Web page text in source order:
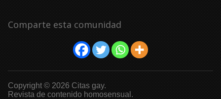
Comparte esta comunidad
Copyright © 2026 Citas gay.
Revista de contenido homosensual.